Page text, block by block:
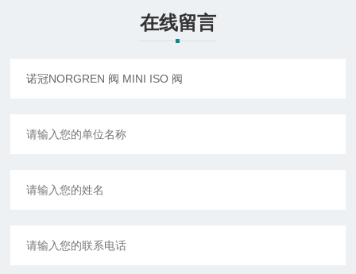
在线留言